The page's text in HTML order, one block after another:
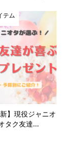
テム
】現役ジャニオ
タク友達...